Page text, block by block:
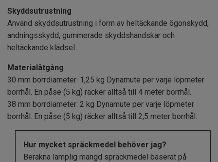
Skyddsutrustning
Använd skyddsutrustning i form av heltäckande ögonskydd,
andningsskydd, gummerade skyddshandskar och
heltäckande klädsel.
Materialåtgång
30 mm borrdiameter: 1,25 kg Dynamute per varje löpmeter
borrhål. En påse (5 kg) räcker alltså till 4 meter borrhål.
38 mm borrdiameter: 2 kg Dynamute per varje löpmeter
borrhål. En påse (5 kg) räcker alltså till 2,5 meter borrhål.
Hur mycket spräckmedel behöver jag?
Beräkna lämplig mängd spräckmedel baserat på